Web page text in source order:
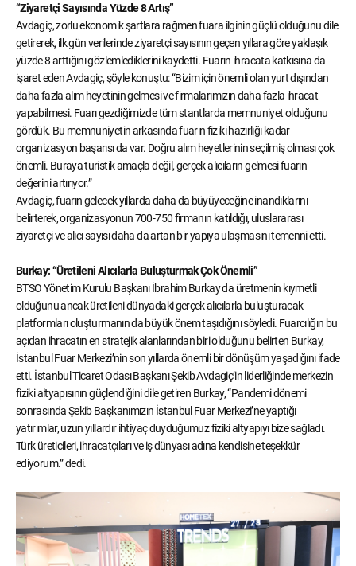
“Ziyaretçi Sayısında Yüzde 8 Artış”
Avdagiç, zorlu ekonomik şartlara rağmen fuara ilginin güçlü olduğunu dile
getirerek, ilk gün verilerinde ziyaretçi sayısının geçen yıllara göre yaklaşık
yüzde 8 arttığını gözlemlediklerini kaydetti. Fuarın ihracata katkısına da
işaret eden Avdagiç, şöyle konuştu: “Bizim için önemli olan yurt dışından
daha fazla alım heyetinin gelmesi ve firmalarımızın daha fazla ihracat
yapabilmesi. Fuarı gezdiğimizde tüm stantlarda memnuniyet olduğunu
gördük. Bu memnuniyetin arkasında fuarın fiziki hazırlığı kadar
organizasyon başarısı da var. Doğru alım heyetlerinin seçilmiş olması çok
önemli. Buraya turistik amaçla değil, gerçek alıcıların gelmesi fuarın
değerini artırıyor.”
Avdagiç, fuarın gelecek yıllarda daha da büyüyeceğine inandıklarını
belirterek, organizasyonun 700-750 firmanın katıldığı, uluslararası
ziyaretçi ve alıcı sayısı daha da artan bir yapıya ulaşmasını temenni etti.
Burkay: “Üretileni Alıcılarla Buluşturmak Çok Önemli”
BTSO Yönetim Kurulu Başkanı İbrahim Burkay da üretmenin kıymetli
olduğunu ancak üretileni dünyadaki gerçek alıcılarla buluşturacak
platformları oluşturmanın da büyük önem taşıdığını söyledi. Fuarcılığın bu
açıdan ihracatın en stratejik alanlarından biri olduğunu belirten Burkay,
İstanbul Fuar Merkezi’nin son yıllarda önemli bir dönüşüm yaşadığını ifade
etti. İstanbul Ticaret Odası Başkanı Şekib Avdagiç’in liderliğinde merkezin
fiziki altyapısının güçlendiğini dile getiren Burkay, “Pandemi dönemi
sonrasında Şekib Başkanımızın İstanbul Fuar Merkezi’ne yaptığı
yatırımlar, uzun yıllardır ihtiyaç duyduğumuz fiziki altyapıyı bize sağladı.
Türk üreticileri, ihracatçıları ve iş dünyası adına kendisine teşekkür
ediyorum.” dedi.